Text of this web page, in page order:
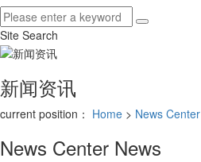
Site Search
新闻资讯
current position： Home > News Center
News Center News